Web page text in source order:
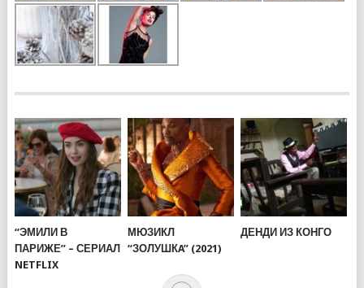
“ЭМИЛИ В
ПАРИЖЕ” – СЕРИАЛ
NETFLIX
МЮЗИКЛ
“ЗОЛУШКA” (2021)
ДЕНДИ ИЗ КОНГО